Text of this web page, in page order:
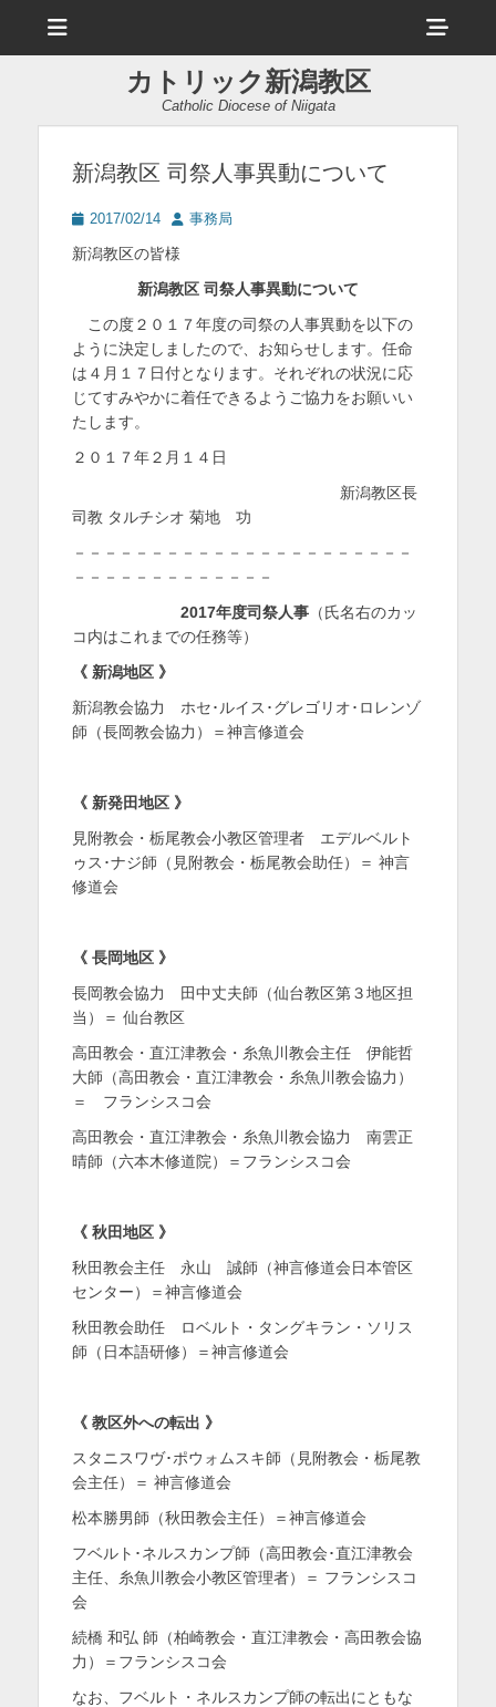
ュ
ヘ
ッ
ー
カトリック新潟教区
Catholic Diocese of Niigata
新潟教区 司祭人事異動について
投
日
2017/02/14
投
者
事務局
新潟教区の皆様
新潟教区 司祭人事異動について
この度２０１７年度の司祭の人事異動を以下の
ように決定しましたので、お知らせします。任命
は４月１７日付となります。それぞれの状況に応
じてすみやかに着任できるようご協力をお願いい
たします。
２０１７年２月１４日
新潟教区長
司教 タルチシオ 菊地 功
－－－－－－－－－－－－－－－－－－－－－－
－－－－－－－－－－－－－
2017年度司祭人事 （氏名右のカッ
コ内はこれまでの任務等）
《 新潟地区 》
新潟教会協力 ホセ･ルイス･グレゴリオ･ロレンゾ
師（長岡教会協力）＝神言修道会
《 新発田地区 》
見附教会・栃尾教会小教区管理者 エデルベルト
ゥス･ナジ師（見附教会・栃尾教会助任）＝ 神言
修道会
《 長岡地区 》
長岡教会協力 田中丈夫師（仙台教区第３地区担
当）＝ 仙台教区
高田教会・直江津教会・糸魚川教会主任 伊能哲
大師（高田教会・直江津教会・糸魚川教会協力）
＝ フランシスコ会
高田教会・直江津教会・糸魚川教会協力 南雲正
晴師（六本木修道院）＝フランシスコ会
《 秋田地区 》
秋田教会主任
永山 誠師（神言修道会日本管区
センター）＝神言修道会
秋田教会助任 ロベルト・タングキラン・ソリス
師（日本語研修）＝神言修道会
《 教区外への転出 》
スタニスワヴ･ポウォムスキ師（見附教会・栃尾教
会主任）＝ 神言修道会
松本勝男師（秋田教会主任）＝神言修道会
フベルト･ネルスカンプ師（高田教会･直江津教会
主任、糸魚川教会小教区管理者）＝ フランシスコ
会
続橋 和弘 師（柏崎教会・直江津教会・高田教会協
力）＝フランシスコ会
なお、フベルト・ネルスカンプ師の転出にともな